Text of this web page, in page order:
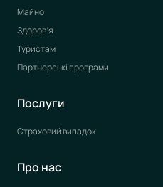
Майно
Здоров’я
Туристам
Партнерські програми
Послуги
Страховий випадок
Про нас